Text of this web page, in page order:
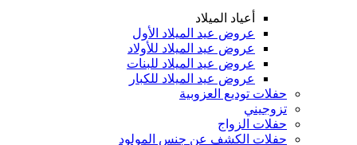
أعياد الميلاد
عروض عيد الميلاد الأول
عروض عيد الميلاد للأولاد
عروض عيد الميلاد للبنات
عروض عيد الميلاد للكبار
حفلات توديع العزوبية
تزوجيني
حفلات الزواج
حفلات الكشف عن جنس المولود